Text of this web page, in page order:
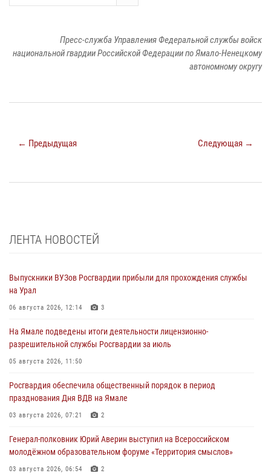
Пресс-служба Управления Федеральной службы войск
национальной гвардии Российской Федерации по Ямало-Ненецкому
автономному округу
← Предыдущая Следующая →
ЛЕНТА НОВОСТЕЙ
Выпускники ВУЗов Росгвардии прибыли для прохождения службы
на Урал
06 августа 2026, 12:14 3
На Ямале подведены итоги деятельности лицензионно-
разрешительной службы Росгвардии за июль
05 августа 2026, 11:50
Росгвардия обеспечила общественный порядок в период
празднования Дня ВДВ на Ямале
03 августа 2026, 07:21 2
Генерал-полковник Юрий Аверин выступил на Всероссийском
молодёжном образовательном форуме «Территория смыслов»
03 августа 2026, 06:54 2